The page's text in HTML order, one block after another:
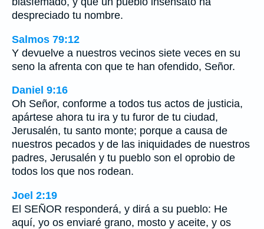
despreciado tu nombre.
Salmos 79:12
Y devuelve a nuestros vecinos siete veces en su
seno la afrenta con que te han ofendido, Señor.
Daniel 9:16
Oh Señor, conforme a todos tus actos de justicia,
apártese ahora tu ira y tu furor de tu ciudad,
Jerusalén, tu santo monte; porque a causa de
nuestros pecados y de las iniquidades de nuestros
padres, Jerusalén y tu pueblo son el oprobio de
todos los que nos rodean.
Joel 2:19
El SEÑOR responderá, y dirá a su pueblo: He
aquí, yo os enviaré grano, mosto y aceite, y os